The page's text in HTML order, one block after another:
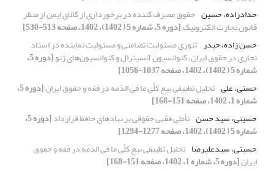
حدادزاده، حسین حقوق مصرف کننده در برخورداری از کالای ایمن از منظر
قانون تجارت الکترونیک[دوره 5، شماره 5 ( 1402)، 1402، صفحه 513-530]
حسن زاده، حیدر تئوری مسئولیت تضامنی و مسئولیت نماینده در اسناد
تجاری در حقوق ایران، کنوانسیون آنسیترال و کنوانسیون‌های ژنو [دوره 5،
شماره 5 ( 1402)، 1402، صفحه 1037-1056]
حسنی، علی تحلیل تطبیقی بیع کلّی ما فی الذمه در فقه و حقوق ایران [دوره 5،
شماره 1، 1402، صفحه 151-168]
حسینی، سید حسن تأملی فقهی حقوقی بر نهادهای حافظ قرارداد [دوره 5،
شماره 5 ( 1402)، 1402، صفحه 1277-1294]
حسینی، سیدعلیرضا تحلیل تطبیقی بیع کلّی ما فی الذمه در فقه و حقوق
ایران[دوره 5، شماره 1، 1402، صفحه 151-168]